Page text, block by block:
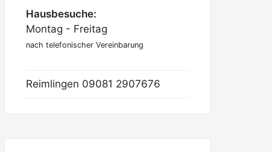
Hausbesuche:
Montag - Freitag
nach telefonischer Vereinbarung
Reimlingen 09081 2907676